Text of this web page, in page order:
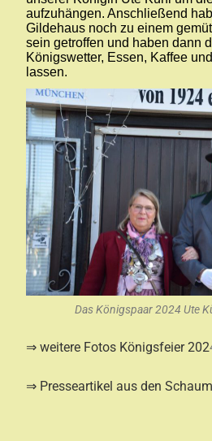
aufzuhängen. Anschließend
Gildehaus noch zu einem
sein getroffen und haben dann
Königswetter, Essen, Kaffee
lassen.
Das Königspaar 2024 Ute
⇒ weitere Fotos Königsfeier 202
⇒ Presseartikel aus den